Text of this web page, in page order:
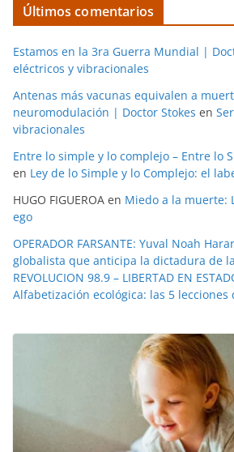
Últimos comentarios
Estamos en la 3ra Guerra Mundial |
eléctricos y vibracionales
Antenas más vacunas equivalen a
neuromodulación | Doctor Stokes en
vibracionales
Entre lo simple y lo complejo – Entre lo
en Ley de lo Simple y lo Complejo: el
HUGO FIGUEROA en Miedo a la muerte:
ego
OPERADOR FARSANTE: Yuval Noah
globalista que anticipa la dictadura de
REVOLUCION 98.9 – LIBERTAD EN
Alfabetización ecológica: las 5 lecciones